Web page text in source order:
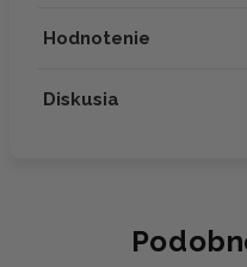
Hodnotenie
Diskusia